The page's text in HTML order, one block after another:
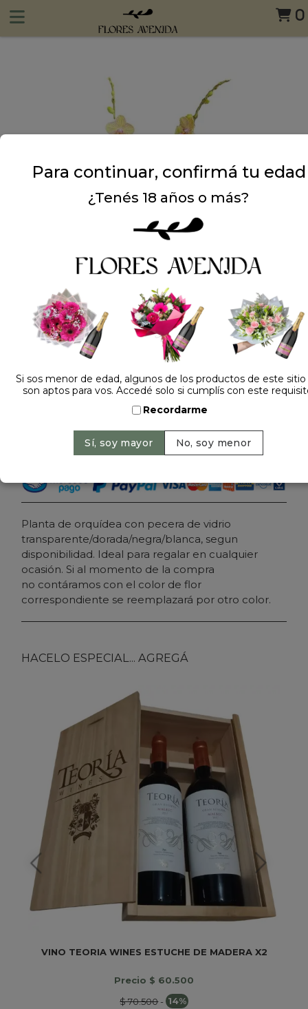
0
Dejá tu opinión
Precio: $ 129.000-$ 139.000 7% OFF
Agregar al carrito
Planta de orquídea con pecera de vidrio
transparente/dorada/negra/blanca, segun
disponibilidad. Ideal para regalar en cualquier
ocasión. Si al momento de la compra
no contáramos con el color de flor
correspondiente se reemplazará por otro color.
HACELO ESPECIAL... AGREGÁ
VINO TEORIA WINES ESTUCHE DE MADERA X2
Precio $ 60.500
$ 70.500- 14%
Para continuar, confirmá tu edad
¿Tenés 18 años o más?
Si sos menor de edad, algunos de los productos de este
son aptos para vos. Accedé solo si cumplís con este
Recordarme